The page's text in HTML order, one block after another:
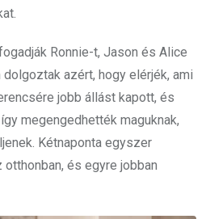
Ronnie-t, Jason és Alice
azért, hogy elérjék, ami
jobb állást kapott, és
megengedhették maguknak,
Kétnaponta egyszer
és egyre jobban